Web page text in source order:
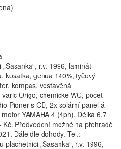
r.v. 1996, laminát –
kosatka, genua 140%, tyčový
kompas, vestavěná
Origo, chemické WC, počet
Pioner s CD, 2x solární panel á
YAMAHA 4 (4ph). Délka 6,7
Kč. Předvedení možné na přehradě
Dále dle dohody. Tel.:
„Sasanka“, r.v. 1996,